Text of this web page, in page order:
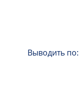
Выводить по: